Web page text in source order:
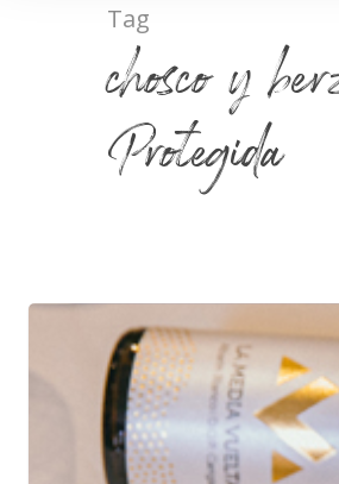
Tag
chosco y
Protegida